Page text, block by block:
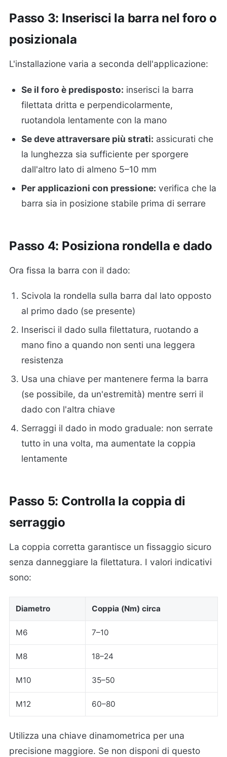
Passo 3: Inserisci la barra nel foro o
posizionala
L'installazione varia a seconda dell'applicazione:
Se il foro è predisposto: inserisci la barra
filettata dritta e perpendicolarmente,
ruotandola lentamente con la mano
Se deve attraversare più strati: assicurati che
la lunghezza sia sufficiente per sporgere
dall'altro lato di almeno 5–10 mm
Per applicazioni con pressione: verifica che la
barra sia in posizione stabile prima di serrare
Passo 4: Posiziona rondella e dado
Ora fissa la barra con il dado:
Scivola la rondella sulla barra dal lato opposto
al primo dado (se presente)
Inserisci il dado sulla filettatura, ruotando a
mano fino a quando non senti una leggera
resistenza
Usa una chiave per mantenere ferma la barra
(se possibile, da un'estremità) mentre serri il
dado con l'altra chiave
Serraggi il dado in modo graduale: non serrate
tutto in una volta, ma aumentate la coppia
lentamente
Passo 5: Controlla la coppia di
serraggio
La coppia corretta garantisce un fissaggio sicuro
senza danneggiare la filettatura. I valori indicativi
sono:
Diametro Coppia (Nm) circa
M6 7–10
M8 18–24
M10 35–50
M12 60–80
Utilizza una chiave dinamometrica per una
precisione maggiore. Se non disponi di questo